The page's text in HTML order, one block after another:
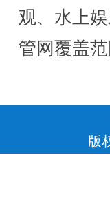
观、水上
管网覆盖
版